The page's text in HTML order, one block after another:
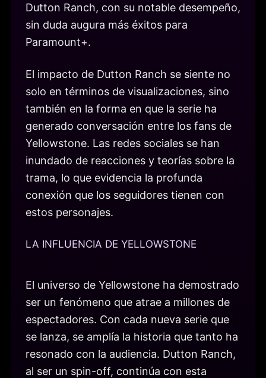
Dutton Ranch, con su notable desempeño,
sin duda augura más éxitos para
Paramount+.
El impacto de Dutton Ranch se siente no
solo en términos de visualizaciones, sino
también en la forma en que la serie ha
generado conversación entre los fans de
Yellowstone. Las redes sociales se han
inundado de reacciones y teorías sobre la
trama, lo que evidencia la profunda
conexión que los seguidores tienen con
estos personajes.
LA INFLUENCIA DE YELLOWSTONE
El universo de Yellowstone ha demostrado
ser un fenómeno que atrae a millones de
espectadores. Con cada nueva serie que
se lanza, se amplía la historia que tanto ha
resonado con la audiencia. Dutton Ranch,
al ser un spin-off, continúa con esta